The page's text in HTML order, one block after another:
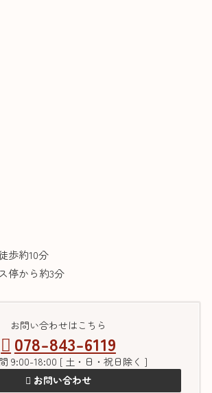
歩約10分
停から約3分
お問い合わせはこちら
078-843-6119
9:00-18:00 [ 土・日・祝日除く ]
お問い合わせ